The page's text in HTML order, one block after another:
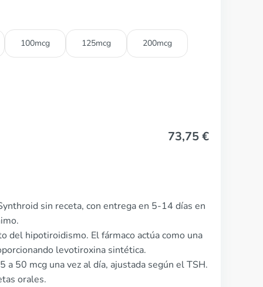
100mcg 125mcg 200mcg
73,75€
sin receta, con entrega en 5-14 días en
del hipotiroidismo. El fármaco actúa como una
levotiroxina sintética.
50 mcg una vez al día, ajustada según el TSH.
orales.